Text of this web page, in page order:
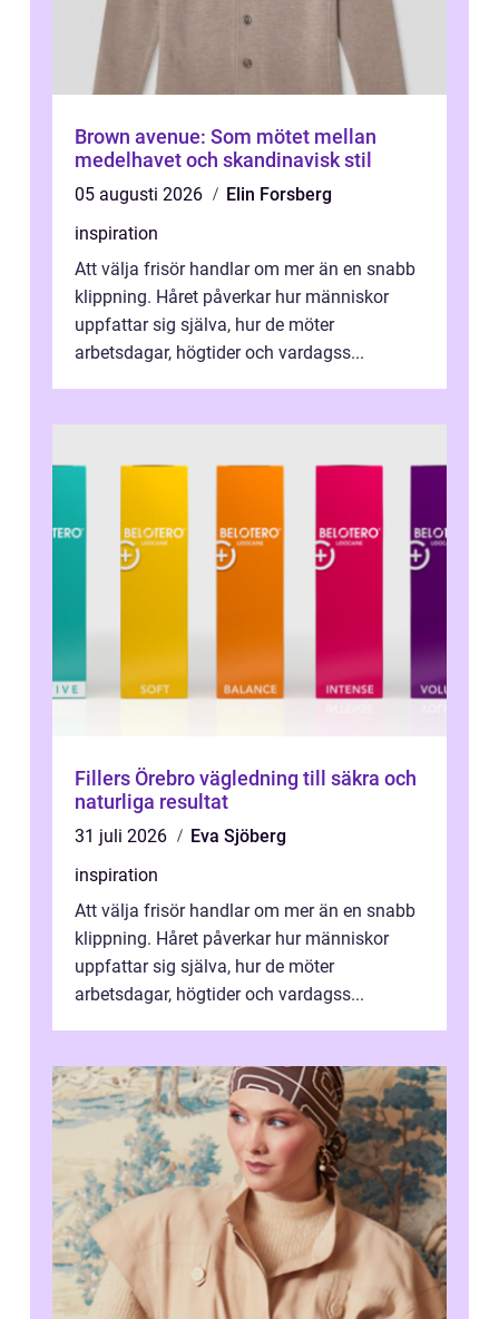
Brown avenue: Som mötet mellan
medelhavet och skandinavisk stil
05 augusti 2026
Elin Forsberg
inspiration
Att välja frisör handlar om mer än en snabb
klippning. Håret påverkar hur människor
uppfattar sig själva, hur de möter
arbetsdagar, högtider och vardagss...
Fillers Örebro vägledning till säkra och
naturliga resultat
31 juli 2026
Eva Sjöberg
inspiration
Att välja frisör handlar om mer än en snabb
klippning. Håret påverkar hur människor
uppfattar sig själva, hur de möter
arbetsdagar, högtider och vardagss...